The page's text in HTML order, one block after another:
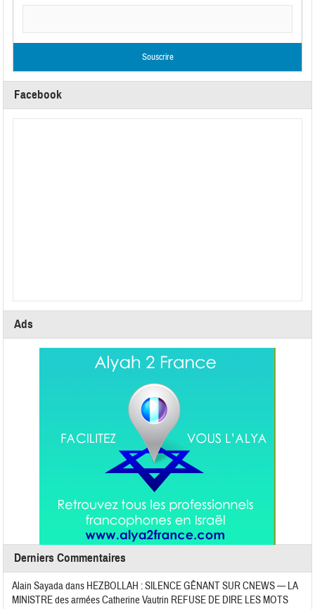
Facebook
Ads
Derniers Commentaires
Alain Sayadadans HEZBOLLAH : SILENCE GÊNANT SUR CNEWS — LA
MINISTRE des armées Catherine Vautrin REFUSE DE DIRE LES MOTS